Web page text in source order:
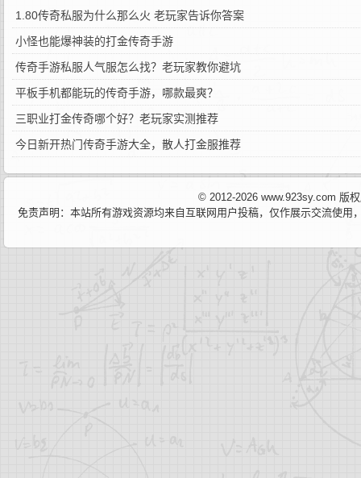
1.80传奇私服为什么那么火 老玩家告诉你答案
小怪也能爆神装的打金传奇手游
传奇手游私服人气服怎么找？老玩家教你避坑
平板手机都能玩的传奇手游，哪款最爽？
三职业打金传奇哪个好？老玩家实测推荐
今日新开热门传奇手游大全，散人打金服推荐
© 2012-2026 www.923sy.com 版
免责声明：本站所有游戏资源均来自互联网用户投稿，仅作展示交流使